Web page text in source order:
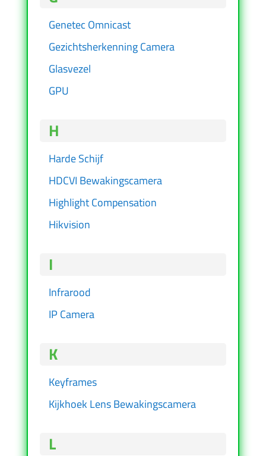
Genetec Omnicast
Gezichtsherkenning Camera
Glasvezel
GPU
H
Harde Schijf
HDCVI Bewakingscamera
Highlight Compensation
Hikvision
I
Infrarood
IP Camera
K
Keyframes
Kijkhoek Lens Bewakingscamera
L